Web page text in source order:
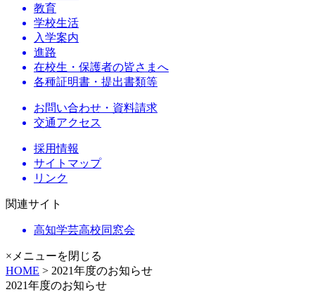
教育
学校生活
入学案内
進路
在校生・保護者の皆さまへ
各種証明書・提出書類等
お問い合わせ・資料請求
交通アクセス
採用情報
サイトマップ
リンク
関連サイト
高知学芸高校同窓会
×メニューを閉じる
HOME > 2021年度のお知らせ
2021年度のお知らせ